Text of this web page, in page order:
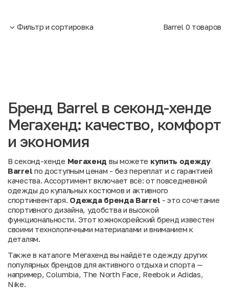
Фильтр и сортировка Barrel 0 товаров
Бренд Barrel в секонд-хенде
Мегахенд: качество, комфорт
и экономия
В секонд-хенде Мегахенд вы можете купить одежду
Barrel по доступным ценам - без переплат и с гарантией
качества. Ассортимент включает всё: от повседневной
одежды до купальных костюмов и активного
спортинвентаря. Одежда бренда Barrel - это сочетание
спортивного дизайна, удобства и высокой
функциональности. Этот южнокорейский бренд известен
своими технологичными материалами и вниманием к
деталям.
Также в каталоге Мегахенд вы найдёте одежду других
популярных брендов для активного отдыха и спорта —
например, Columbia, The North Face, Reebok и Adidas,
Nike.